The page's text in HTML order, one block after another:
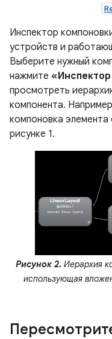
Инспектор
устройств и
Выберите нужный
нажмите
просмотреть
компонента.
компоновка элемента
рисунке 1.
Рисунок 2. Иерархия
использующая